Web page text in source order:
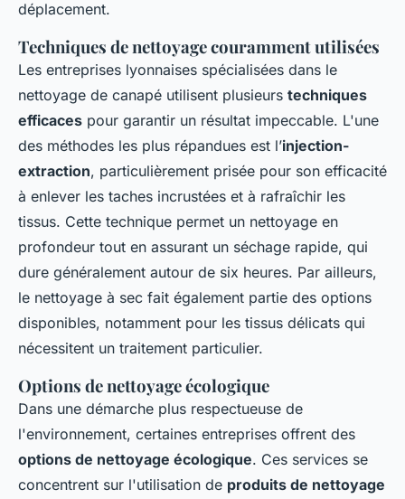
déplacement.
Techniques de nettoyage couramment utilisées
Les entreprises lyonnaises spécialisées dans le
nettoyage de canapé utilisent plusieurs techniques
efficaces pour garantir un résultat impeccable. L'une
des méthodes les plus répandues est l’injection-
extraction, particulièrement prisée pour son efficacité
à enlever les taches incrustées et à rafraîchir les
tissus. Cette technique permet un nettoyage en
profondeur tout en assurant un séchage rapide, qui
dure généralement autour de six heures. Par ailleurs,
le nettoyage à sec fait également partie des options
disponibles, notamment pour les tissus délicats qui
nécessitent un traitement particulier.
Options de nettoyage écologique
Dans une démarche plus respectueuse de
l'environnement, certaines entreprises offrent des
options de nettoyage écologique. Ces services se
concentrent sur l'utilisation de produits de nettoyage